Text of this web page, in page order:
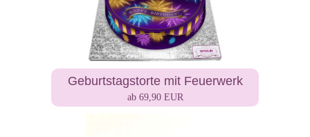
Geburtstagstorte mit Feuerwerk
ab 69,90 EUR